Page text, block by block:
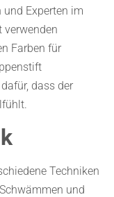
und Experten im
verwenden
Farben für
dass der
Techniken
und